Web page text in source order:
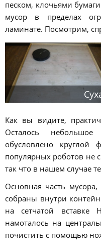
песком, клочьями
мусор в пределах
ламинате. Посмотрим,
Как вы видите,
Осталось
обусловлено круглой
популярных роботов не
так что в нашем случае
Основная часть
собраны внутри
на сетчатой вставке
намоталось на
почистить с помощью